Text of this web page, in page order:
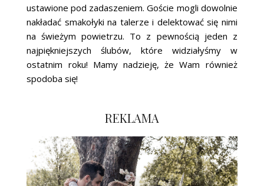
ustawione pod zadaszeniem. Goście mogli dowolnie
nakładać smakołyki na talerze i delektować się nimi
na świeżym powietrzu. To z pewnością jeden z
najpiękniejszych ślubów, które widziałyśmy w
ostatnim roku! Mamy nadzieję, że Wam również
spodoba się!
REKLAMA